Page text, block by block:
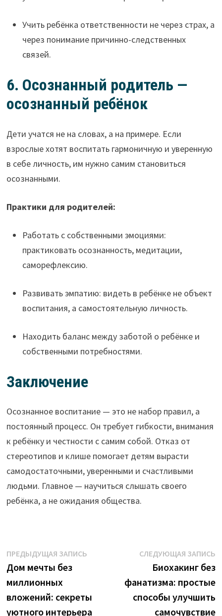
Учить ребёнка ответственности не через страх, а
через понимание причинно-следственных
связей.
6. Осознанный родитель —
осознанный ребёнок
Дети учатся не на словах, а на примере. Если
взрослые хотят воспитать гармоничную и уверенную
в себе личность, им нужно самим становиться
осознанными.
Практики для родителей:
Работать с собственными эмоциями:
практиковать осознанность, медитации,
саморефлексию.
Развивать эмпатию: видеть в ребёнке не объект
воспитания, а самостоятельную личность.
Находить баланс между заботой о ребёнке и
собственными потребностями.
Заключение
Осознанное воспитание — это не набор правил, а
постоянный процесс. Он требует гибкости, внимания
к ребёнку и честности с самим собой. Отказ от
стереотипов и клише помогает детям вырасти
самодостаточными, уверенными и счастливыми
людьми. Главное — научиться слышать своего
ребёнка, а не ожидания общества.
Навигация
по
записям
ПРЕДЫДУЩАЯ ЗАПИСЬПредыдущая
Дом мечты без
миллионных
вложений: секреты
уютного интерьера
СЛЕДУЮЩАЯ ЗАПИСЬ
Биохакинг без
фанатизма: простые
способы улучшить
самочувствие